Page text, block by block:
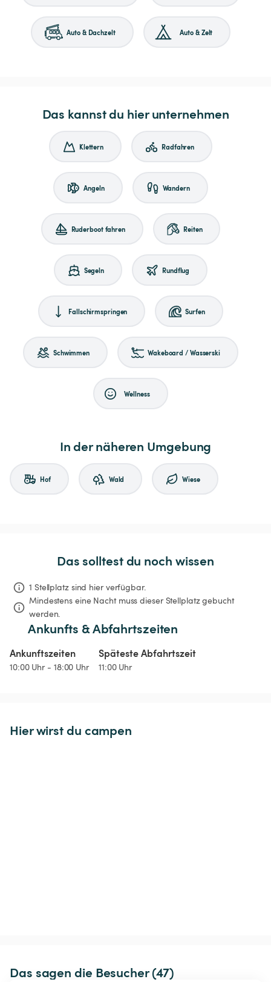
Auto & Dachzelt Auto & Zelt
Das kannst du hier unternehmen
Klettern Radfahren
Angeln Wandern
Ruderboot fahren Reiten
Segeln Rundflug
Fallschirmspringen Surfen
Schwimmen Wakeboard / Wasserski
Wellness
In der näheren Umgebung
Hof Wald Wiese
Das solltest du noch wissen
1 Stellplatz sind hier verfügbar.
Mindestens eine Nacht muss dieser Stellplatz gebucht
werden.
Ankunfts & Abfahrtszeiten
Ankunftszeiten
10:00 Uhr - 18:00 Uhr
Späteste Abfahrtszeit
11:00 Uhr
Hier wirst du campen
Das sagen die Besucher (47)